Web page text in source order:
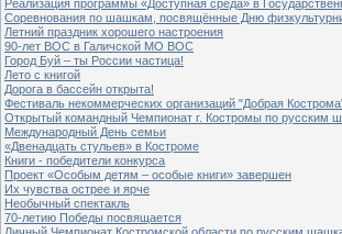
Реализация программы «Доступная среда» в
Соревнования по шашкам, посвящённые Дню
Летний праздник хорошего настроения
90-лет ВОС в Галичской МО ВОС
Город Буй – ты России частица!
Лето с книгой
Дорога в бассейн открыта!
Фестиваль некоммерческих организаций "Добрая
Открытый командный Чемпионат г. Костромы по русским
Международный День семьи
«Двенадцать стульев» в Костроме
Книги - победители конкурса
Проект «Особым детям – особые книги» завершен
Их чувства острее и ярче
Необычный спектакль
70-летию Победы посвящается